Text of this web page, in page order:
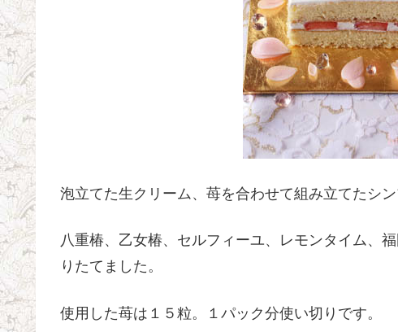
泡立てた生クリーム、苺を合わせて組み立てたシン
八重椿、乙女椿、セルフィーユ、レモンタイム、
りたてました。
使用した苺は１５粒。１パック分使い切りです。